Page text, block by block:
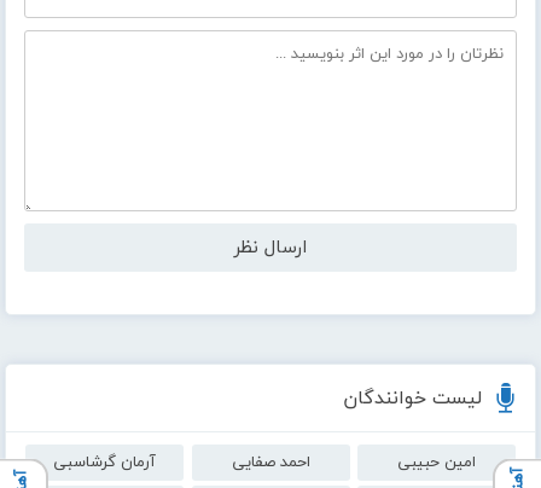
لیست خوانندگان
امین حبیبی احمد صفایی
آرمان گرشاسبی